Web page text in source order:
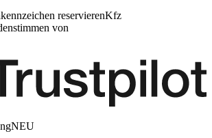
reservierenKfz
von
NEU